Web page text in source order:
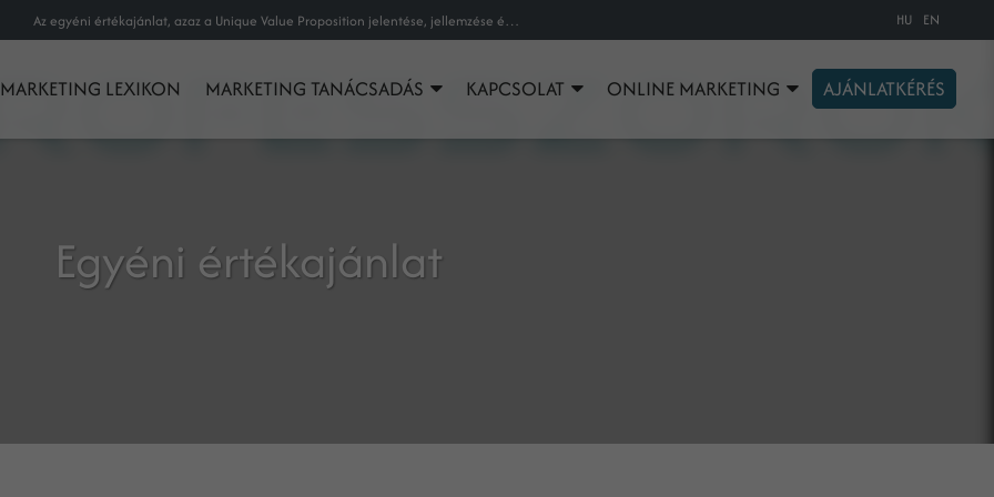
Az egyéni értékajánlat, azaz a Unique Value Proposition jelentése, jellemzése és magyarázata az online marketing szakszótárban. HU EN
MARKETING LEXIKON MARKETING TANÁCSADÁS KAPCSOLAT ONLINE MARKETING AJÁNLATKÉRÉS
Egyéni értékajánlat